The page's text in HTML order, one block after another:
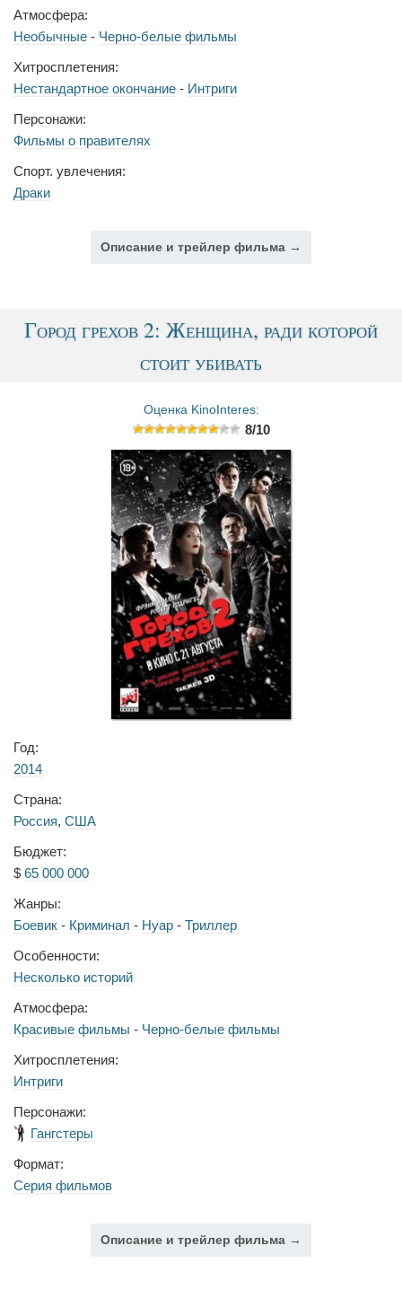
Атмосфера:
Необычные - Черно-белые фильмы
Хитросплетения:
Нестандартное окончание - Интриги
Персонажи:
Фильмы о правителях
Спорт. увлечения:
Драки
Описание и трейлер фильма →
Город грехов 2: Женщина, ради которой
стоит убивать
Оценка KinoInteres:
8/10
Год:
2014
Страна:
Россия, США
Бюджет:
$ 65 000 000
Жанры:
Боевик - Криминал - Нуар - Триллер
Особенности:
Несколько историй
Атмосфера:
Красивые фильмы - Черно-белые фильмы
Хитросплетения:
Интриги
Персонажи:
Гангстеры
Формат:
Серия фильмов
Описание и трейлер фильма →